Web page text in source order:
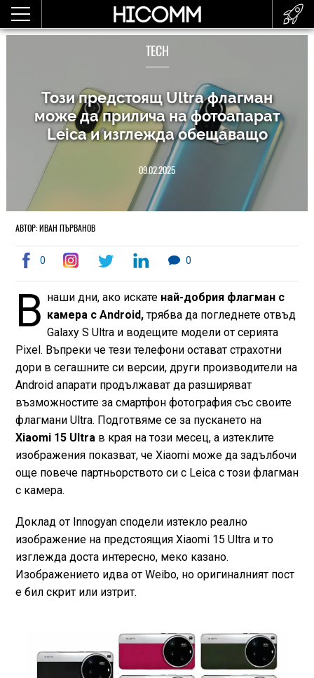
TECH
Този предстоящ Ultra флагман
може да прилича на фотоапарат
Leica и изглежда обещаващо
09.02.2025
АВТОР: ИВАН ПЪРВАНОВ
0 0
В наши дни, ако искате най-добрия флагман с
камера c Android,трябва да погледнете отвъд
Galaxy S Ultra и водещите модели от серията
Pixel. Въпреки че тези телефони остават страхотни
дори в сегашните си версии, други производители на
Android апарати продължават да разширяват
възможностите за смартфон фотография със своите
флагмани Ultra. Подготвяме се за пускането на
Xiaomi 15 Ultraв края на този месец, а изтеклите
изображения показват, че Xiaomi може да задълбочи
още повече партньорството си с Leica с този флагман
с камера.
Доклад от Innogyan сподели изтекло реално
изображение на предстоящия Xiaomi 15 Ultra и то
изглежда доста интересно, меко казано.
Изображението идва от Weibo, но оригиналният пост
е бил скрит или изтрит.